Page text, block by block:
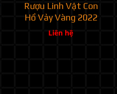
Rượu Linh Vật Con
Hổ Vảy Vàng 2022
Liên hệ